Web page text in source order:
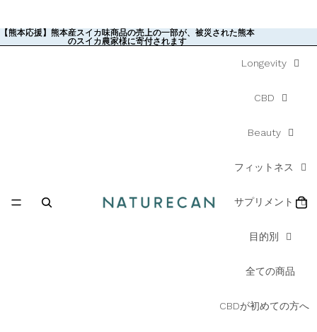
【熊本応援】熊本産スイカ味商品の売上の一部が、被災された熊本
のスイカ農家様に寄付されます
【熊本応援】熊本産スイカ味商品の売上の一部が、被災された熊本
のスイカ農家様に寄付されます
Longevity
CBD
Beauty
フィットネス
サプリメント
目的別
全ての商品
CBDが初めての方へ